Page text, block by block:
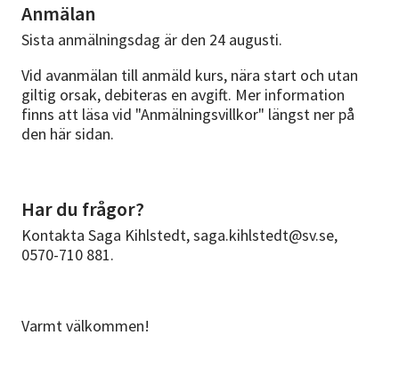
Anmälan
Sista anmälningsdag är den 24 augusti.
Vid avanmälan till anmäld kurs, nära start och utan
giltig orsak, debiteras en avgift. Mer information
finns att läsa vid "Anmälningsvillkor" längst ner på
den här sidan.
Har du frågor?
Kontakta Saga Kihlstedt, saga.kihlstedt@sv.se,
0570-710 881.
Varmt välkommen!